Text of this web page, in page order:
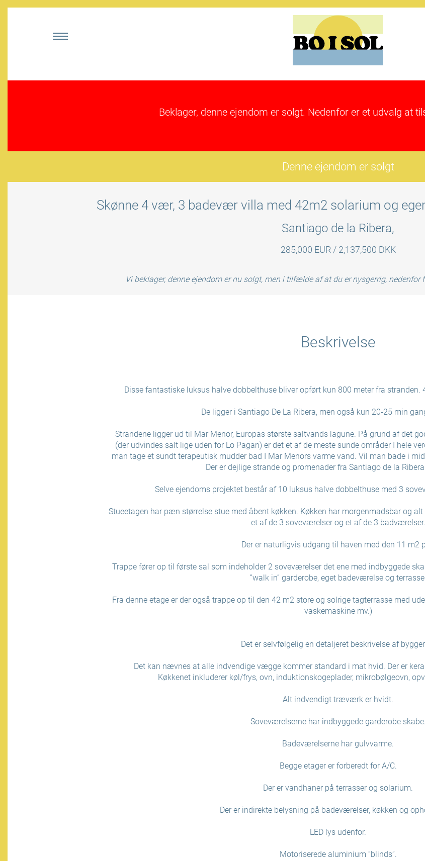
Beklager, denne ejendom er solgt. Nedenfor er et udvalg at
Denne ejendom er solgt
Skønne 4 vær, 3 badevær villa med 42m2 solarium og
Santiago de la Ribera,
285,000 EUR / 2,137,500 DKK
Vi beklager, denne ejendom er nu solgt, men i tilfælde af at du er nysgerrig,
Beskrivelse
Disse fantastiske luksus halve dobbelthuse bliver opført kun 800 meter fra stranden.
De ligger i Santiago De La Ribera, men også kun 20-25 min
Strandene ligger ud til Mar Menor, Europas største saltvands lagune. På grund af det
(der udvindes salt lige uden for Lo Pagan) er det et af de meste sunde områder I hele
man tage et sundt terapeutisk mudder bad I Mar Menors varme vand. Vil man bade i
Der er dejlige strande og promenader fra Santiago de la
Selve ejendoms projektet består af 10 luksus halve dobbelthuse med 3
Stueetagen har pæn størrelse stue med åbent køkken. Køkken har morgenmadsbar og
et af de 3 soveværelser og et af de 3 badværelser.
Der er naturligvis udgang til haven med den 11 m2
Trappe fører op til første sal som indeholder 2 soveværelser det ene med indbyggede
”walk in” garderobe, eget badeværelse og
Fra denne etage er der også trappe op til den 42 m2 store og solrige tagterrasse med
vaskemaskine mv.)
Det er selvfølgelig en detaljeret beskrivelse af
Det kan nævnes at alle indvendige vægge kommer standard i mat hvid. Der er
Køkkenet inkluderer køl/frys, ovn, induktionskogeplader, mikrobølgeovn,
Alt indvendigt træværk er hvidt.
Soveværelserne har indbyggede garderobe skabe.
Badeværelserne har gulvvarme.
Begge etager er forberedt for A/C.
Der er vandhaner på terrasser og solarium.
Der er indirekte belysning på badeværelser, køkken og
LED lys udenfor.
Motoriserede aluminium ”blinds”.